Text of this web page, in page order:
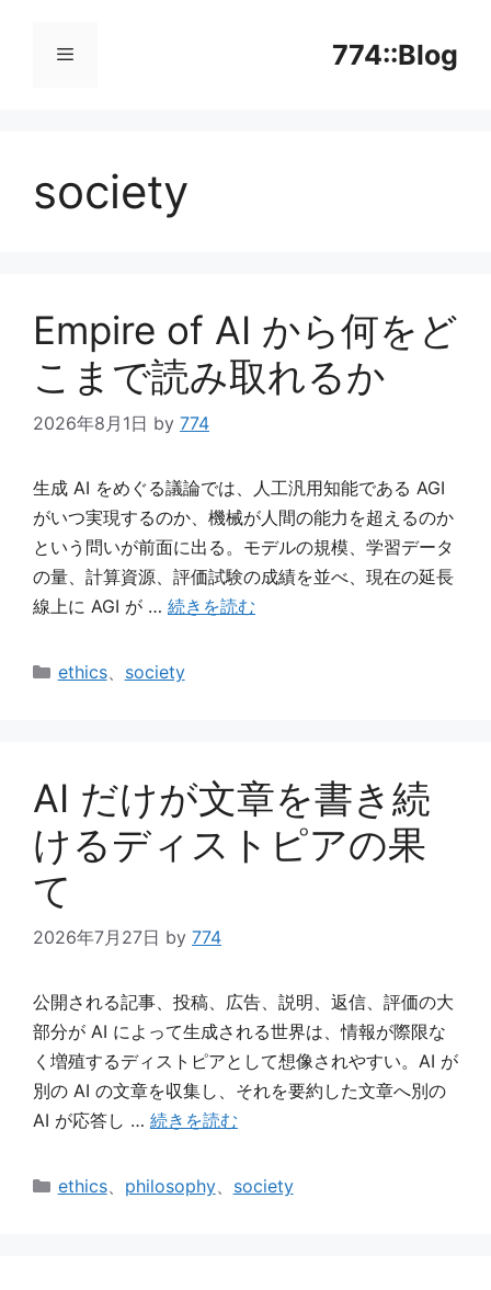
774::Blog
ニ
society
Empire of AI から何をど
こまで読み取れるか
2026年8月1日 by 774
生成 AI をめぐる議論では、人工汎用知能である AGI
がいつ実現するのか、機械が人間の能力を超えるのか
という問いが前面に出る。モデルの規模、学習データ
の量、計算資源、評価試験の成績を並べ、現在の延長
線上に AGI が … 続きを読む
カ
ethics、 society
AI だけが文章を書き続
けるディストピアの果
て
2026年7月27日 by 774
公開される記事、投稿、広告、説明、返信、評価の大
部分が AI によって生成される世界は、情報が際限な
く増殖するディストピアとして想像されやすい。AI が
別の AI の文章を収集し、それを要約した文章へ別の
AI が応答し … 続きを読む
カ
ethics、 philosophy、 society